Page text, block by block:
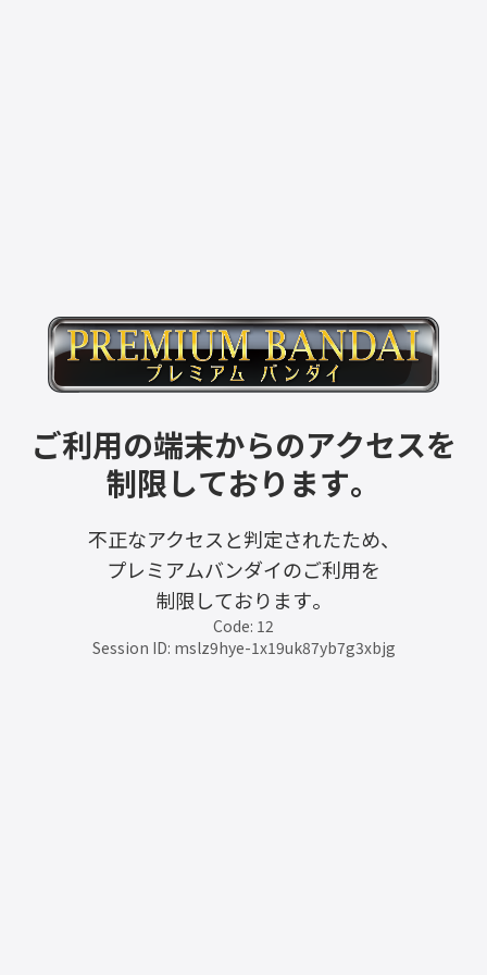
ご利用の端末からのアクセスを
制限しております。
不正なアクセスと判定されたため、
プレミアムバンダイのご利用を
制限しております。
Code: 12
Session ID: mslz9hye-1x19uk87yb7g3xbjg